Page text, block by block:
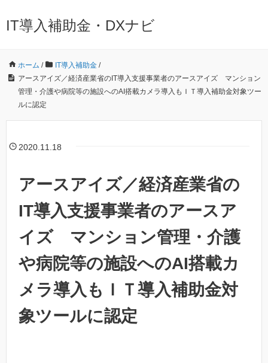
IT導入補助金・DXナビ
ホーム / IT導入補助金 /
アースアイズ／経済産業省のIT導入支援事業者のアースアイズ マンション
管理・介護や病院等の施設へのAI搭載カメラ導入もＩＴ導入補助金対象ツー
ルに認定
2020.11.18
アースアイズ／経済産業省の
IT導入支援事業者のアースア
イズ マンション管理・介護
や病院等の施設へのAI搭載カ
メラ導入もＩＴ導入補助金対
象ツールに認定